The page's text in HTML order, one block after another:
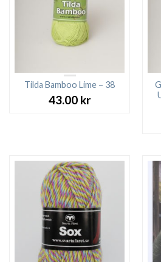
Tilda Bamboo Lime – 38
43.00 kr